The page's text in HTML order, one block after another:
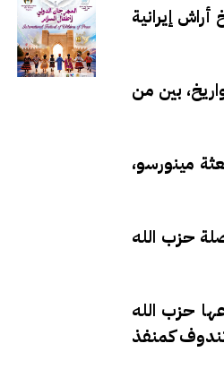
إيرانية
بين من
مينورسو،
حزب الله
حزب الله
تندوف كمنفذ